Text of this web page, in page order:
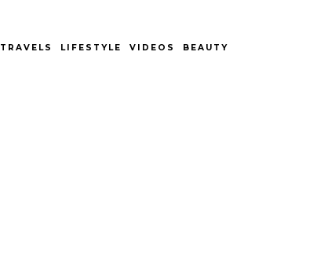
TRAVELS LIFESTYLE VIDEOS BEAUTY